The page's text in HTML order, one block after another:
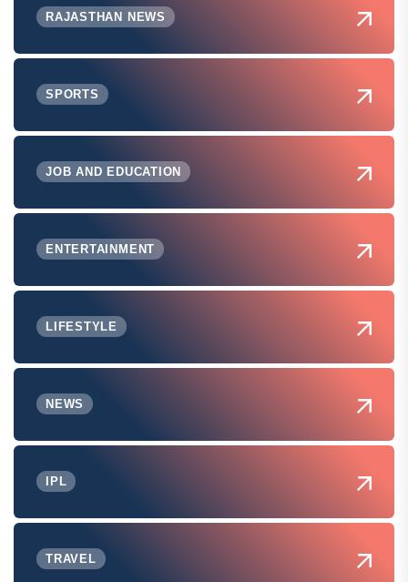
RAJASTHAN NEWS
SPORTS
JOB AND EDUCATION
ENTERTAINMENT
LIFESTYLE
NEWS
IPL
TRAVEL